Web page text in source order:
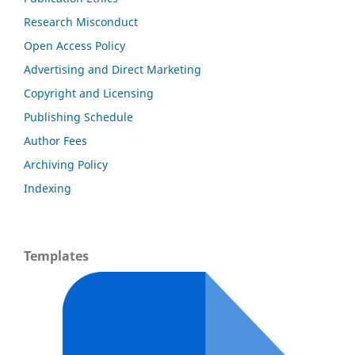
Research Misconduct
Open Access Policy
Advertising and Direct Marketing
Copyright and Licensing
Publishing Schedule
Author Fees
Archiving Policy
Indexing
Templates